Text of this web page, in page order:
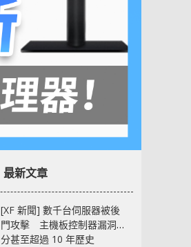
最新文章
[XF 新聞] 數千台伺服器被後
門攻擊 主機板控制器漏洞部
分甚至超過 10 年歷史